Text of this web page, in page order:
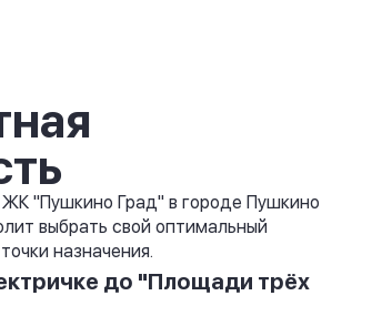
"Пушкино Град" в городе Пушкино
выбрать свой оптимальный
назначения.
до "Площади трёх